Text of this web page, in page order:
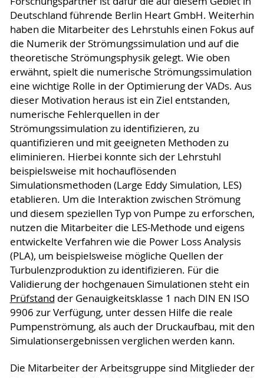
Deutschland führende Berlin Heart GmbH. Weiterhin
haben die Mitarbeiter des Lehrstuhls einen Fokus auf
die Numerik der Strömungssimulation und auf die
theoretische Strömungsphysik gelegt. Wie oben
erwähnt, spielt die numerische Strömungssimulation
eine wichtige Rolle in der Optimierung der VADs. Aus
dieser Motivation heraus ist ein Ziel entstanden,
numerische Fehlerquellen in der
Strömungssimulation zu identifizieren, zu
quantifizieren und mit geeigneten Methoden zu
eliminieren. Hierbei konnte sich der Lehrstuhl
beispielsweise mit hochauflösenden
Simulationsmethoden (Large Eddy Simulation, LES)
etablieren. Um die Interaktion zwischen Strömung
und diesem speziellen Typ von Pumpe zu erforschen,
nutzen die Mitarbeiter die LES-Methode und eigens
entwickelte Verfahren wie die Power Loss Analysis
(PLA), um beispielsweise mögliche Quellen der
Turbulenzproduktion zu identifizieren. Für die
Validierung der hochgenauen Simulationen steht ein
Prüfstand der Genauigkeitsklasse 1 nach DIN EN ISO
9906 zur Verfügung, unter dessen Hilfe die reale
Pumpenströmung, als auch der Druckaufbau, mit den
Simulationsergebnissen verglichen werden kann.
Die Mitarbeiter der Arbeitsgruppe sind Mitglieder der